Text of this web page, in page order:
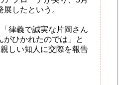
したという。
律義で誠実な片岡さん
がひかれたのでは」と
しい知人に交際を報告